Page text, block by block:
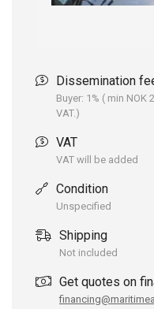
Radar: Furuno
VHF: Furuno
mLINK monitor og
KLASSE/
Bygget i henhold til:
DNV-ST-0342 Craft.
(bygging og tilsyn
FARTSOMRÅDE: 4.
MANNSKAP: 4
Dissemination
Buyer: 1% ( min NOK
VAT.)
VAT
VAT will be added
Condition
Unspecified
Shipping
Not included
Get quotes on